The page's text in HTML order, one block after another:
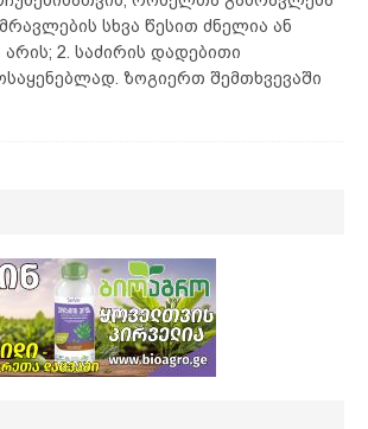
სხვა წესით ძნელია ან
2. საძირის დადებითი
ზოგიერთ შემთხვევაში